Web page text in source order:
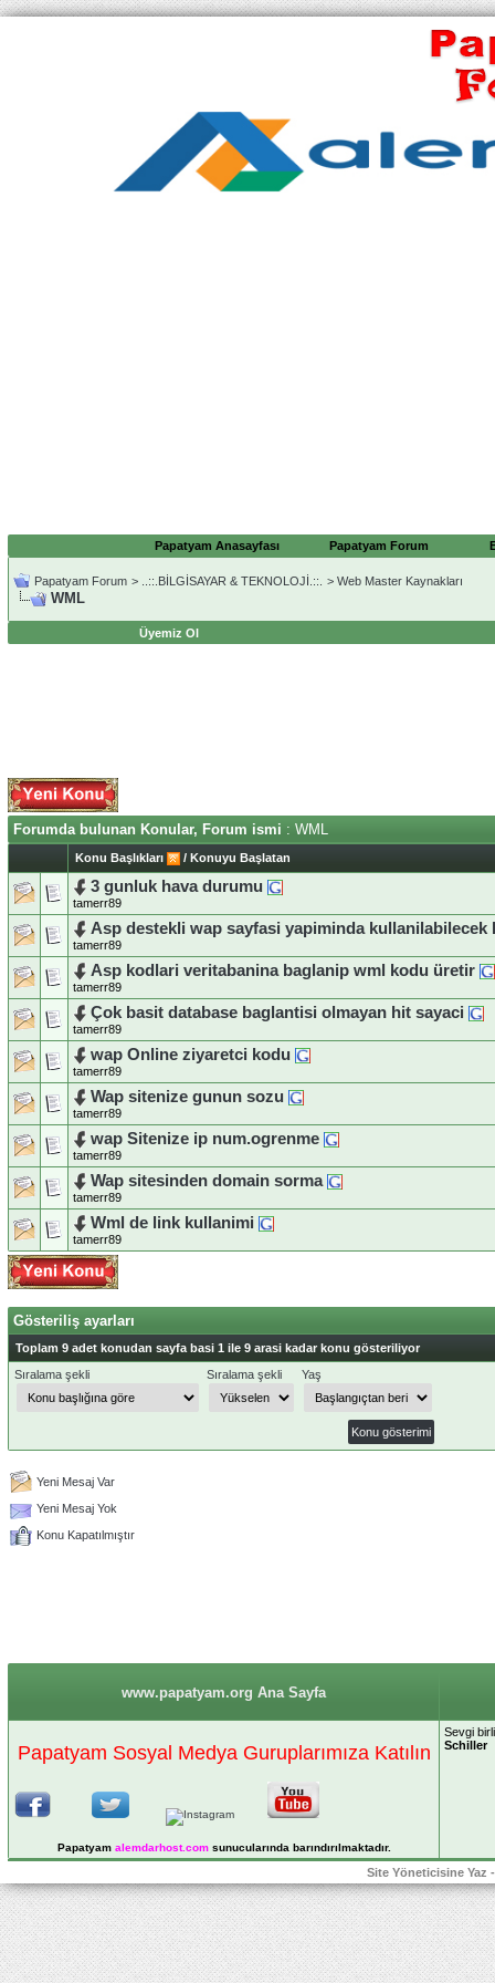
Papatyam Anasayfası Papatyam Forum
Papatyam Forum > ..::.BİLGİSAYAR & TEKNOLOJİ.::. > Web Master Kaynakları
WML
Üyemiz Ol
Forumda bulunan Konular, Forum ismi : WML
Konu Başlıkları / Konuyu Başlatan
3 gunluk hava durumu
tamerr89
Asp destekli wap sayfasi yapiminda kullanilabilecek
tamerr89
Asp kodlari veritabanina baglanip wml kodu üretir
tamerr89
Çok basit database baglantisi olmayan hit sayaci
tamerr89
wap Online ziyaretci kodu
tamerr89
Wap sitenize gunun sozu
tamerr89
wap Sitenize ip num.ogrenme
tamerr89
Wap sitesinden domain sorma
tamerr89
Wml de link kullanimi
tamerr89
Gösteriliş ayarları
Toplam 9 adet konudan sayfa basi 1 ile 9 arasi kadar konu gösteriliyor
Sıralama şekli
Sıralama şekli Yaş
Yeni Mesaj Var
Yeni Mesaj Yok
Konu Kapatılmıştır
www.papatyam.org Ana Sayfa
Papatyam Sosyal Medya Guruplarımıza Katılın
Papatyam alemdarhost.comsunucularında barındırılmaktadır.
Sevgi
Schiller
Site Yöneticisine Yaz